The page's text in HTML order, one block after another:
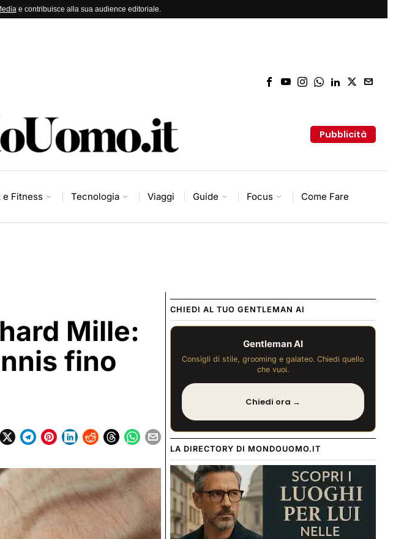
e contribuisce alla sua audience editoriale.
Pubblicità
e Fitness Tecnologia Viaggi Guide Focus Come Fare
Mille:
fino
CHIEDI AL TUO GENTLEMAN AI
Gentleman AI
Consigli di stile, grooming e galateo. Chiedi quello
che vuoi.
Chiedi ora →
LA DIRECTORY DI MONDOUOMO.IT